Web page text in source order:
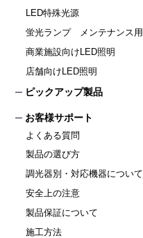
LED特殊光源
蛍光ランプ メンテナンス用
商業施設向けLED照明
店舗向けLED照明
ピックアップ製品
お客様サポート
よくある質問
製品の選び方
調光器別・対応機器について
安全上の注意
製品保証について
施工方法